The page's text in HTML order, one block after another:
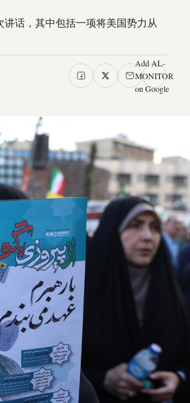
讲话，其中包括一项将美国势力从
Add AL-
MONITOR
on Google